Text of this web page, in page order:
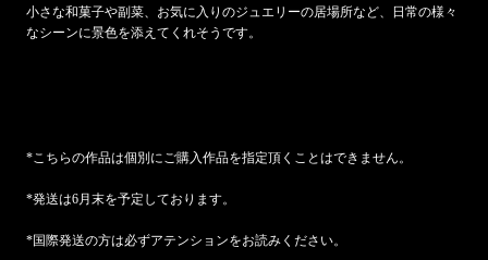
小さな和菓子や副菜、お気に入りのジュエリーの居場所など、日常の様々
なシーンに景色を添えてくれそうです。
*こちらの作品は個別にご購入作品を指定頂くことはできません。
*発送は6月末を予定しております。
*国際発送の方は必ずアテンションをお読みください。